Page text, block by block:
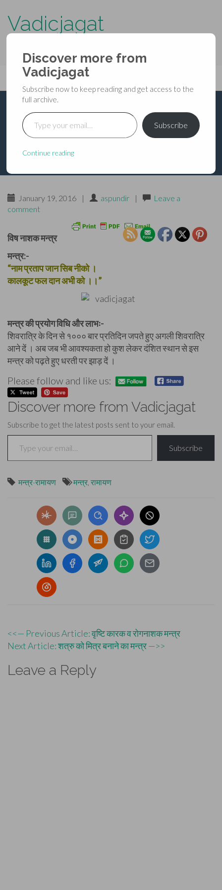
Vadicjagat
Primary
Menu
content
Vadicjagat
विष नाशक मन्त्र
January 19, 2016 | aspundir |
Leave a
comment
विष नाशक मन्त्र
मन्त्र:-
“नाम प्रताप जान सिब नीको ।
कालकूट फल दान अभी को ।।”
मन्त्र की प्रयोग विधि और लाभः-
शिवरात्रि के दिन से १००० बार प्रतिदिन जपते हुए अगली शिवरात्रि
आने दें । अब जब भी आवश्यकता हो कुश लेकर दंशित स्थान से इस
मन्त्र को पढ़ते हुए धरती पर झाड़ दें ।
Please follow and like us:
Discover more from Vadicjagat
Subscribe to get the latest posts sent to your email.
Type your email…
Subscribe
मन्त्र-रामायण मन्त्र रामायण
Post
navigation
<<— Previous Article: वृष्टि कारक व रोगनाशक मन्त्र
Next Article: शत्रु को मित्र बनाने का मन्त्र —>>
Leave a Reply
Discover more from
Vadicjagat
Subscribe now to keep reading and get access to the
full archive.
Type your email…
Subscribe
Continue reading